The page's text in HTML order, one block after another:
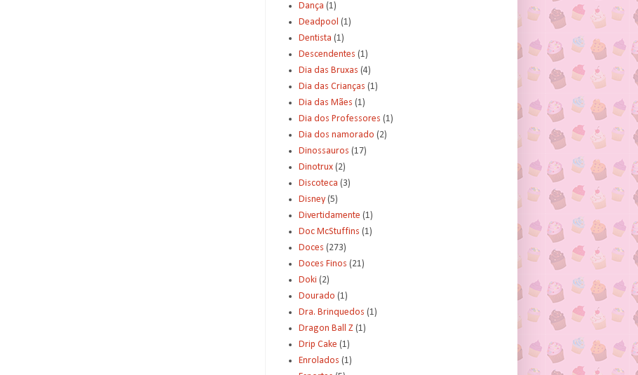
Dança (1)
Deadpool (1)
Dentista (1)
Descendentes (1)
Dia das Bruxas (4)
Dia das Crianças (1)
Dia das Mães (1)
Dia dos Professores (1)
Dia dos namorado (2)
Dinossauros (17)
Dinotrux (2)
Discoteca (3)
Disney (5)
Divertidamente (1)
Doc McStuffins (1)
Doces (273)
Doces Finos (21)
Doki (2)
Dourado (1)
Dra. Brinquedos (1)
Dragon Ball Z (1)
Drip Cake (1)
Enrolados (1)